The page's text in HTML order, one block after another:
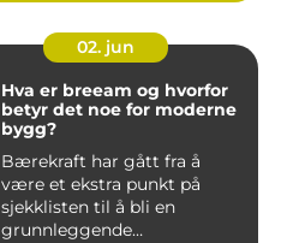
02. jun
Hva er breeam og hvorfor
betyr det noe for moderne
bygg?
Bærekraft har gått fra å
være et ekstra punkt på
sjekklisten til å bli en
grunnleggende